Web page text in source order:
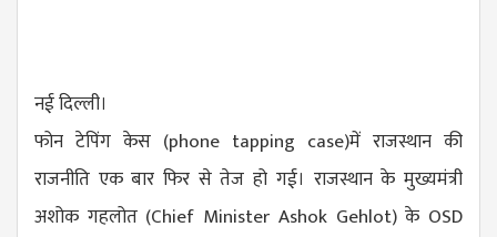
नई दिल्ली।
फोन टेपिंग केस (phone tapping case)में राजस्थान की
राजनीति एक बार फिर से तेज हो गई। राजस्थान के मुख्यमंत्री
अशोक गहलोत (Chief Minister Ashok Gehlot) के OSD